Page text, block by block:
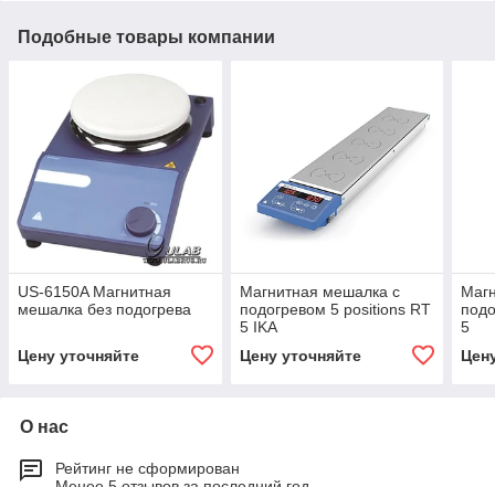
Подобные товары компании
US-6150A Магнитная
мешалка без подогрева
Цену уточняйте
Магнитная мешалка с
подогревом 5 positions RT
5 IKA
Цену уточняйте
5
О нас
Рейтинг не сформирован